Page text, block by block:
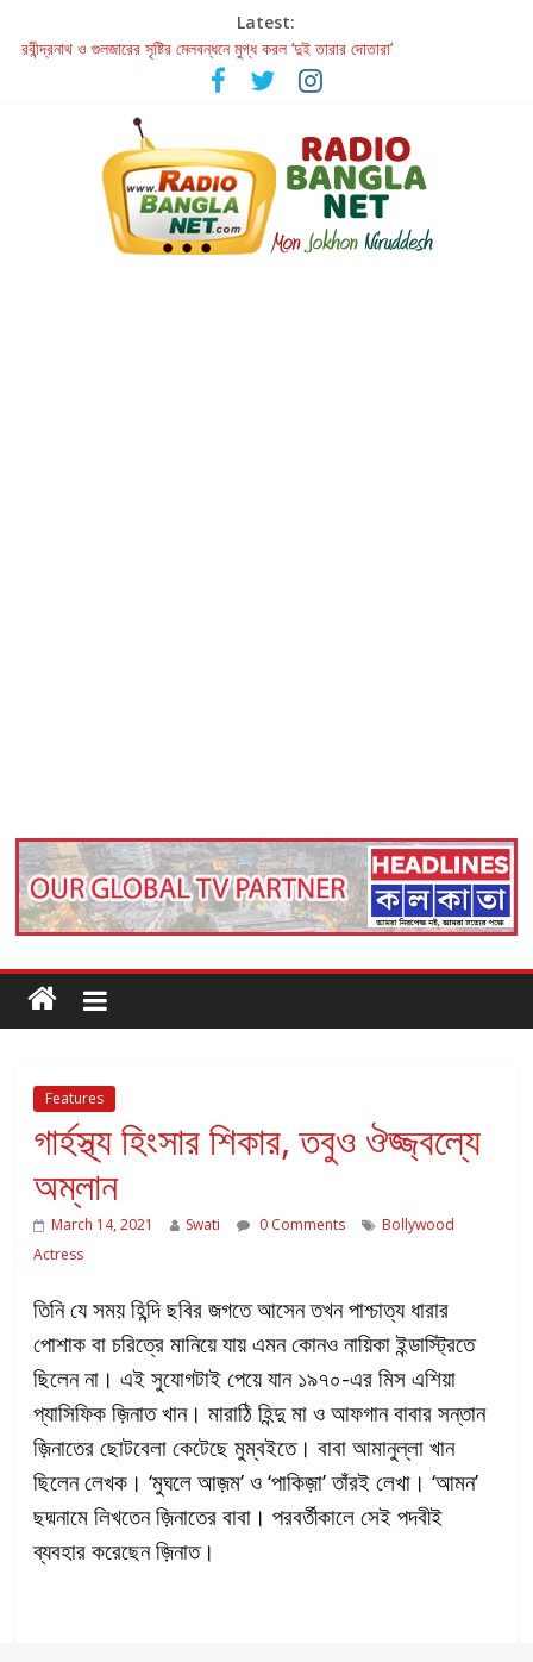
Latest:
রবীন্দ্রনাথ ও গুলজারের সৃষ্টির মেলবন্ধনে মুগ্ধ করল ‘দুই তারার দোতারা’
কলের গান থেকে রীলস্ — বাঙালির গান শোনার বিবর্তনের গল্প
জগন্নাথমঙ্গলম্ — বাংলায় প্রথমবার মঞ্চে এবার রথযাত্রার উদযাপন
Retribution: A Thought-Provoking Short Film That Challenges
Our Understanding of Justice
হাওয়া বদলের টলিউডে ‘তুমি এলে তাই’
Features
গার্হস্থ্য হিংসার শিকার, তবুও ঔজ্জ্বল্যে
অম্লান
March 14, 2021 Swati 0 Comments
Bollywood
Actress
তিনি যে সময় হিন্দি ছবির জগতে আসেন তখন পাশ্চাত্য ধারার
পোশাক বা চরিত্রে মানিয়ে যায় এমন কোনও নায়িকা ইন্ডাস্ট্রিতে
ছিলেন না। এই সুযোগটাই পেয়ে যান ১৯৭০-এর মিস এশিয়া
প্যাসিফিক জ়িনাত খান। মারাঠি হিন্দু মা ও আফগান বাবার সন্তান
জ়িনাতের ছোটবেলা কেটেছে মুম্বইতে। বাবা আমানুল্লা খান
ছিলেন লেখক। ‘মুঘলে আজ়ম’ ও ‘পাকিজ়া’ তাঁরই লেখা। ‘আমন’
ছদ্মনামে লিখতেন জ়িনাতের বাবা। পরবর্তীকালে সেই পদবীই
ব্যবহার করেছেন জ়িনাত।